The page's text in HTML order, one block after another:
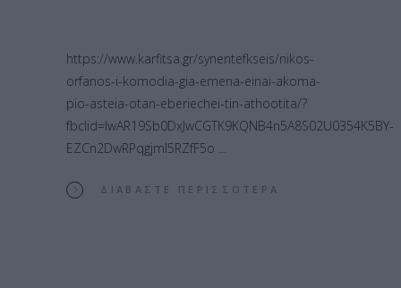
https://www.karfitsa.gr/synentefkseis/nikos-
orfanos-i-komodia-gia-emena-einai-akoma-
pio-asteia-otan-eberiechei-tin-athootita/?
fbclid=IwAR19Sb0DxJwCGTK9KQNB4n5A8S02U0354K5BY-
EZCn2DwRPqgjml5RZfF5o
ΔΙΑΒΆΣΤΕ ΠΕΡΙΣΣΌΤΕΡΑ